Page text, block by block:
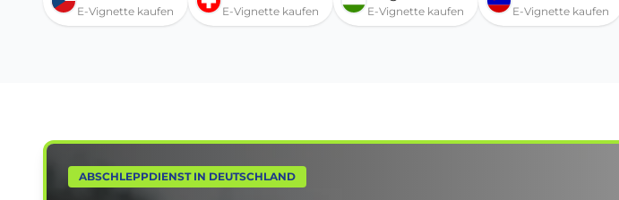
E-Vignette kaufen E-Vignette kaufen E-Vignette kaufen E-Vignette kaufen
ABSCHLEPPDIENST IN DEUTSCHLAND